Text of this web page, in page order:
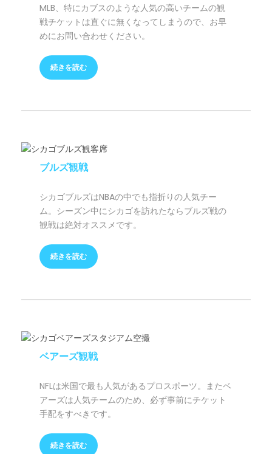
MLB、特にカブスのような人気の高いチームの観
戦チケットは直ぐに無くなってしまうので、お早
めにお問い合わせください。
続きを読む
ブルズ観戦
シカゴブルズはNBAの中でも指折りの人気チー
ム。シーズン中にシカゴを訪れたならブルズ戦の
観戦は絶対オススメです。
続きを読む
ベアーズ観戦
NFLは米国で最も人気があるプロスポーツ。またベ
アーズは人気チームのため、必ず事前にチケット
手配をすべきです。
続きを読む